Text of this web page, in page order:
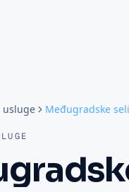
usluge Međugradske